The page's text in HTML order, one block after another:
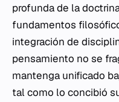
profunda de la
fundamentos
integración de
pensamiento no se
mantenga unificado
tal como lo concibió